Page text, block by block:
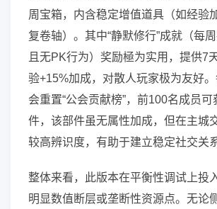
周宝箱，内含稳定增值道具（如经验
复卷轴）。其中“静默修行”成就（每
且无PK行为）奖励極为实用，提供7
验+15%加成，对散人玩家极为友好
会重置“公会贡献榜”，前100名成员
件，该部件虽无属性加成，但在主城
较高辨识度，有助于建立稳定社交关
整体来看，此版本在平衡性调试上投
明显数值断层或垄断性资源点。无论